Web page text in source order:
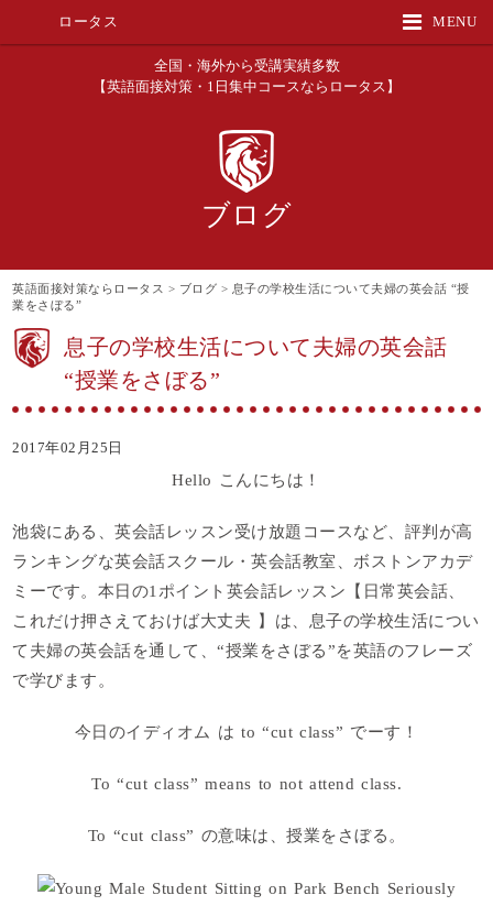
MENU
ロータス
全国・海外から受講実績多数
【英語面接対策・1日集中コースならロータス】
ブログ
英語面接対策ならロータス > ブログ > 息子の学校生活について夫婦の英会話 “授
業をさぼる”
息子の学校生活について夫婦の英会話
“授業をさぼる”
2017年02月25日
Hello こんにちは！
池袋にある、英会話レッスン受け放題コースなど、評判が高
ランキングな英会話スクール・英会話教室、ボストンアカデ
ミーです。本日の1ポイント英会話レッスン【日常英会話、
これだけ押さえておけば大丈夫 】は、息子の学校生活につい
て夫婦の英会話を通して、“授業をさぼる”を英語のフレーズ
で学びます。
今日のイディオム は to “cut class” でーす！
To “cut class” means to not attend class.
To “cut class” の意味は、授業をさぼる。